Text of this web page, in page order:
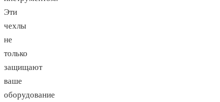
Эти
чехлы
не
только
защищают
ваше
оборудование